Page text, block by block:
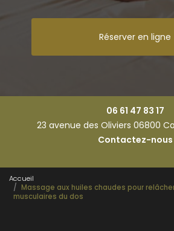
Réserver en ligne
06 61 47 83 17
23 avenue des Oliviers 06800
Contactez-nous
Accueil
Massage aux huiles chaudes pour
musculaires du dos